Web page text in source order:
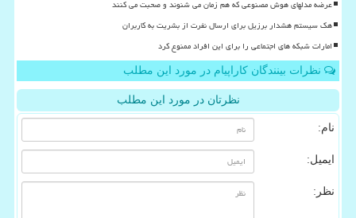
عرضه مدلهای هوش مصنوعی که هم زمان می شنوند و صحبت می کنند
هک سیستم هشدار برزیل برای ارسال نفرت از بشریت به کاربران
امارات شبکه های اجتماعی را برای این افراد ممنوع کرد
نظرات بینندگان کاراپیام در مورد این مطلب
نظرتان در مورد این مطلب
نام:
ایمیل:
نظر: